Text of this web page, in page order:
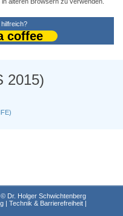
coffee
2015)
© Dr. Holger Schwichtenberg
| Technik & Barrierefreiheit |